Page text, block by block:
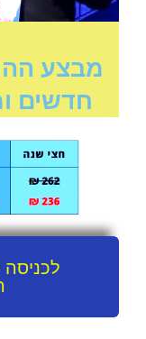
מבצע
חדשים